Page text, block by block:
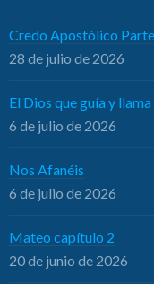
Credo Apostólico
28 de julio de 2026
El Dios que guía y llama
6 de julio de 2026
Nos Afanéis
6 de julio de 2026
Mateo capítulo 2
20 de junio de 2026